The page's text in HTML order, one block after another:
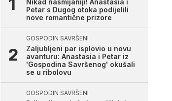
Nikad nasmijaniji! Anastasia i
Petar s Dugog otoka podijelili
nove romantične prizore
GOSPODIN SAVRŠENI
Zaljubljeni par isplovio u novu
avanturu: Anastasia i Petar iz
'Gospodina Savršenog' okušali
se u ribolovu
GOSPODIN SAVRŠENI